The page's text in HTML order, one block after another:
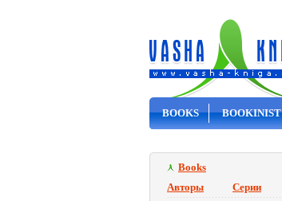
BOOKS BOOKINIST
Books
Авторы
Серии